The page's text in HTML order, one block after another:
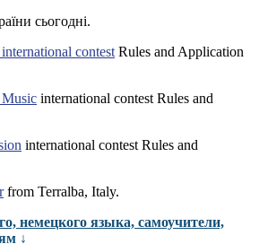
сьогодні.
contest Rules and Application
international contest Rules and
international contest Rules and
from Terralba, Italy.
немецкого языка, самоучители,
↓